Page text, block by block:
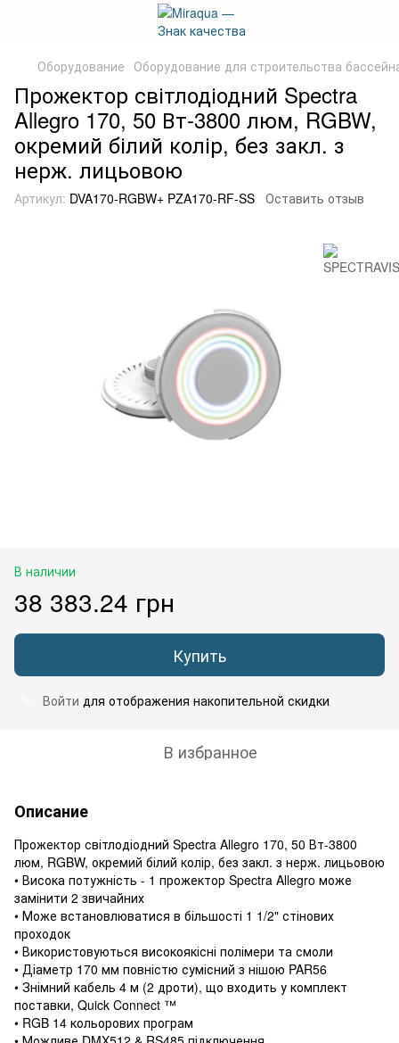
Оборудование Оборудование для строительства
Прожектор світлодіодний Spectra
Allegro 170, 50 Вт-3800 люм, RGBW,
окремий білий колір, без закл. з
нерж. лицьовою
Артикул: DVA170-RGBW+ PZA170-RF-SS Оставить отзыв
В наличии
38 383.24 грн
Купить
Войти для отображения накопительной скидки
В избранное
Описание
Прожектор світлодіодний Spectra Allegro 170, 50 Вт-3800
люм, RGBW, окремий білий колір, без закл. з нерж. лицьовою
• Висока потужність - 1 прожектор Spectra Allegro може
замінити 2 звичайних
• Може встановлюватися в більшості 1 1/2" стінових
проходок
• Використовуються високоякісні полімери та смоли
• Діаметр 170 мм повністю сумісний з нішою PAR56
• Знімний кабель 4 м (2 дроти), що входить у комплект
поставки, Quick Connect ™
• RGB 14 кольорових програм